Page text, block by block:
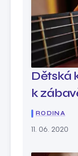
Dětská
k
RODINA
11. 06. 2020